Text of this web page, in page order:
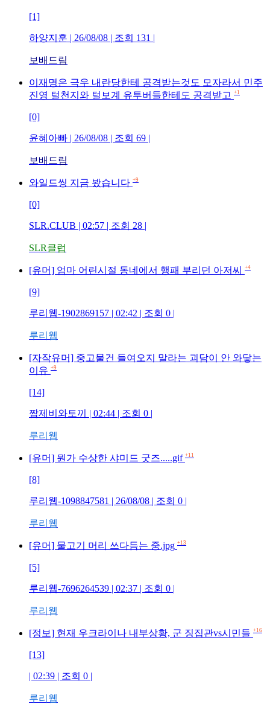
[1]
하양지훈 | 26/08/08 | 조회 131 |
보배드림
이재명은 극우 내란당한테 공격받는것도 모자라서 민주
진영 털천지와 털보계 유투버들한테도 공격받고 +1
[0]
윤혜아빠 | 26/08/08 | 조회 69 |
보배드림
와일드씽 지금 봤습니다 +9
[0]
SLR.CLUB | 02:57 | 조회 28 |
SLR클럽
[유머] 엄마 어린시절 동네에서 행패 부리던 아저씨 +4
[9]
루리웹-1902869157 | 02:42 | 조회 0 |
루리웹
[자작유머] 중고물건 들여오지 말라는 괴담이 안 와닿는
이유 +9
[14]
짭제비와토끼 | 02:44 | 조회 0 |
루리웹
[유머] 뭔가 수상한 샤미드 굿즈.....gif +11
[8]
루리웹-1098847581 | 26/08/08 | 조회 0 |
루리웹
[유머] 물고기 머리 쓰다듬는 중.jpg +13
[5]
루리웹-7696264539 | 02:37 | 조회 0 |
루리웹
[정보] 현재 우크라이나 내부상황, 군 징집관vs시민들 +16
[13]
| 02:39 | 조회 0 |
루리웹